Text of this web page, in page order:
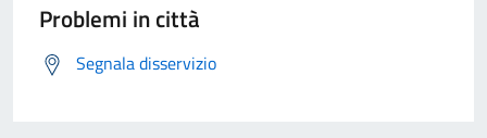
Problemi in città
Segnala disservizio